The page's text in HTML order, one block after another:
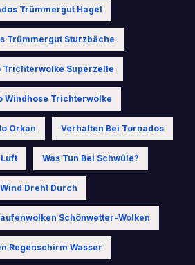
Trümmergut Hagel
Trümmergut Sturzbäche
Trichterwolke Superzelle
Windhose Trichterwolke
Orkan Verhalten Bei Tornados
Was Tun Bei Schwüle?
Wind Dreht Durch
Schönwetter-Wolken
Regenschirm Wasser